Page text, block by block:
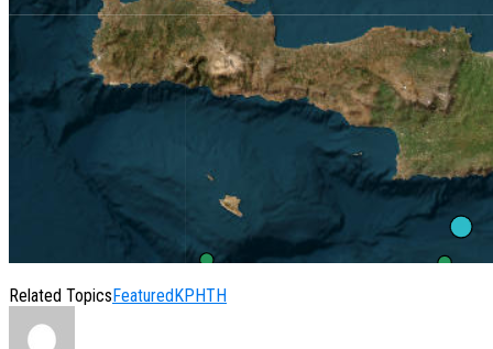
Related Topics Featured ΚΡΗΤΗ